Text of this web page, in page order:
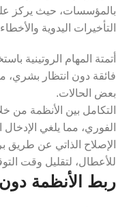
بالمؤسسات، حيث يركز
التأخيرات اليدوية
بعض الحالات.
الفوري، مما يلغي
​الإصلاح الذاتي عن طريق
للأعطال، لتقليل وقت
ربط الأنظمة